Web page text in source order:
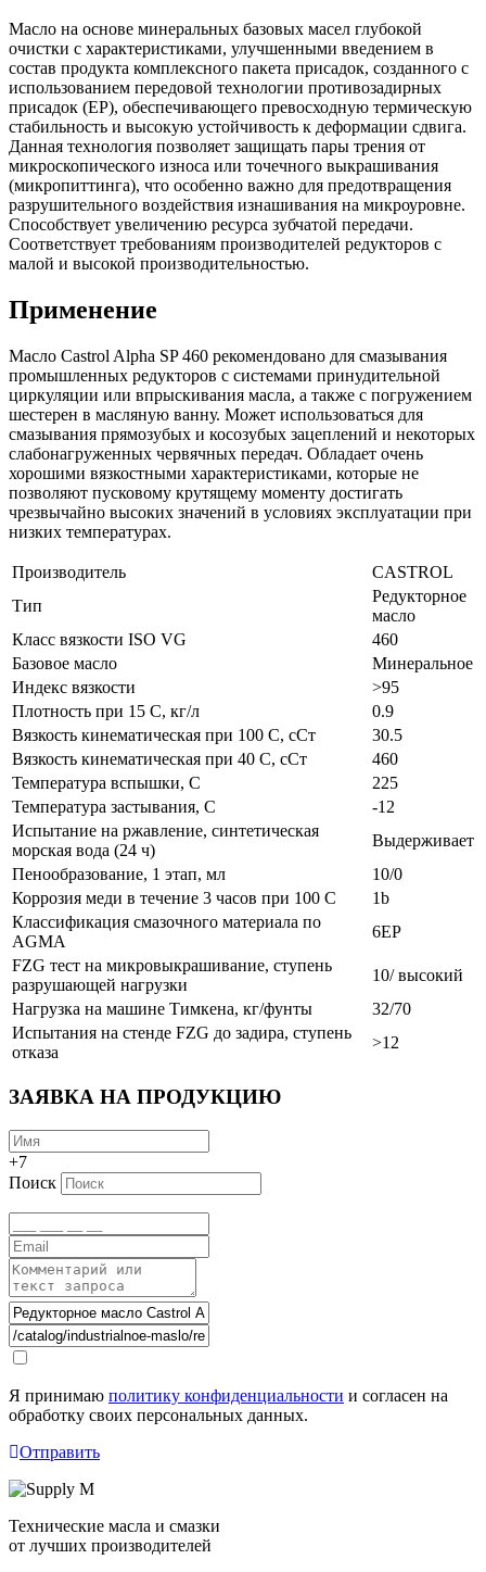
Масло на основе минеральных базовых масел глубокой
очистки с характеристиками, улучшенными введением в
состав продукта комплексного пакета присадок, созданного с
использованием передовой технологии противозадирных
присадок (EP), обеспечивающего превосходную термическую
стабильность и высокую устойчивость к деформации сдвига.
Данная технология позволяет защищать пары трения от
микроскопического износа или точечного выкрашивания
(микропиттинга), что особенно важно для предотвращения
разрушительного воздействия изнашивания на микроуровне.
Способствует увеличению ресурса зубчатой передачи.
Соответствует требованиям производителей редукторов с
малой и высокой производительностью.
Применение
Масло Castrol Alpha SP 460 рекомендовано для смазывания
промышленных редукторов с системами принудительной
циркуляции или впрыскивания масла, а также с погружением
шестерен в масляную ванну. Может использоваться для
смазывания прямозубых и косозубых зацеплений и некоторых
слабонагруженных червячных передач. Обладает очень
хорошими вязкостными характеристиками, которые не
позволяют пусковому крутящему моменту достигать
чрезвычайно высоких значений в условиях эксплуатации при
низких температурах.
Производитель
CASTROL
Тип
Редукторное
масло
Класс вязкости ISO VG
460
Базовое масло
Минеральное
Индекс вязкости
>95
Плотность при 15 С, кг/л
0.9
Вязкость кинематическая при 100 С, сСт
30.5
Вязкость кинематическая при 40 С, сСт
460
Температура вспышки, С
225
Температура застывания, С
-12
Испытание на ржавление, синтетическая
морская вода (24 ч)
Выдерживает
Пенообразование, 1 этап, мл
10/0
Коррозия меди в течение 3 часов при 100 С
1b
Классификация смазочного материала по
AGMA
6EP
FZG тест на микровыкрашивание, ступень
разрушающей нагрузки
10/ высокий
Нагрузка на машине Тимкена, кг/фунты
32/70
Испытания на стенде FZG до задира, ступень
отказа
>12
ЗАЯВКА НА ПРОДУКЦИЮ
+7
Поиск
Я принимаю политику конфиденциальности и согласен на
обработку своих персональных данных.
Отправить
Технические масла и смазки
от лучших производителей